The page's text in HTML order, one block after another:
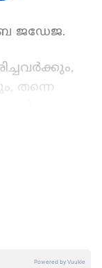
ജഡേജ.
തന്നെ